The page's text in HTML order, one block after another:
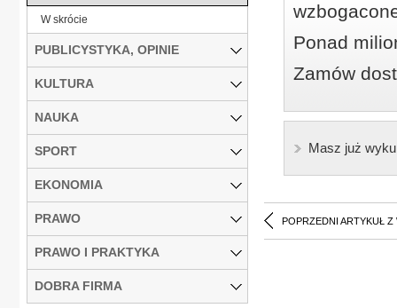
Ponad
Zamów
Masz już
POPRZEDNI ARTYKUŁ Z
W skrócie
PUBLICYSTYKA, OPINIE
KULTURA
NAUKA
SPORT
EKONOMIA
PRAWO
PRAWO I PRAKTYKA
DOBRA FIRMA